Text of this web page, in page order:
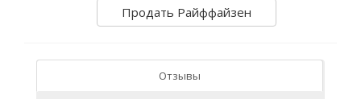
Продать Райффайзен
Отзывы